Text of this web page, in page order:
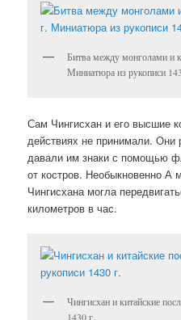
Битва между монголами и
Миниатюра из рукописи
Сам Чингисхан и его высшие
действиях не принимали.
давали им знаки с помощью
от костров. Необыкновенно А
Чингисхана могла
километров в час.
Чингисхан и китайские
1430 г.